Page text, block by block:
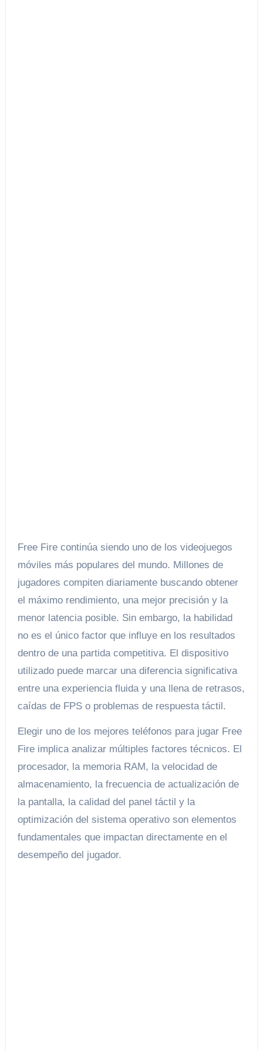
Free Fire continúa siendo uno de los videojuegos
móviles más populares del mundo. Millones de
jugadores compiten diariamente buscando obtener
el máximo rendimiento, una mejor precisión y la
menor latencia posible. Sin embargo, la habilidad
no es el único factor que influye en los resultados
dentro de una partida competitiva. El dispositivo
utilizado puede marcar una diferencia significativa
entre una experiencia fluida y una llena de retrasos,
caídas de FPS o problemas de respuesta táctil.
Elegir uno de los mejores teléfonos para jugar Free
Fire implica analizar múltiples factores técnicos. El
procesador, la memoria RAM, la velocidad de
almacenamiento, la frecuencia de actualización de
la pantalla, la calidad del panel táctil y la
optimización del sistema operativo son elementos
fundamentales que impactan directamente en el
desempeño del jugador.